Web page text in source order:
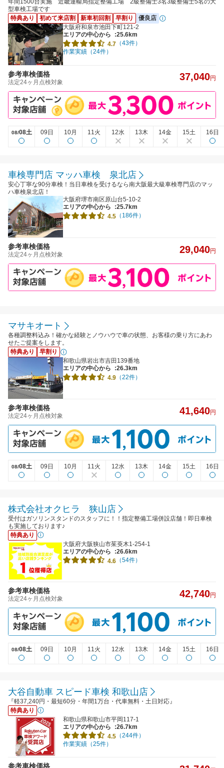
年間1500台実施 近畿運輸局指定整備工場 2級整備士3名3級整備士5名の大
型車検工場です
特典あり
初めて来店割 新車初回割 早割り
優良店
大阪府和泉市池田下町121-2
エリアの中心から
:25.6km
4.7 （43件）
作業実績（24件）
参考車検価格
法定24ヶ月点検対象 37,040円
08/08土 09日 10月 11火 12水 13木 14金 15土 16日
車検専門店 マッハ車検 泉北店
安心丁寧な90分車検！当日車検を受けるなら南大阪最大級車検専門店のマッ
ハ車検泉北店！
大阪府堺市南区原山台5-10-2
エリアの中心から
:25.7km
4.5 （186件）
参考車検価格
法定24ヶ月点検対象 29,040円
マサキオート
各種調整料込み！確かな経験とノウハウで車の状態、お客様の乗り方にあわ
せたご提案をします。
特典あり
早割り
和歌山県岩出市吉田139番地
エリアの中心から
:26.3km
4.9 （22件）
参考車検価格
法定24ヶ月点検対象 41,640円
08/08土 09日 10月 11火 12水 13木 14金 15土 16日
株式会社オクヒラ 狭山店
受付はガソリンスタンドのスタッフに！！指定整備工場併設店舗！即日車検
も実施しております♪
特典あり
大阪府大阪狭山市茱萸木1-254-1
エリアの中心から
:26.6km
4.6 （54件）
参考車検価格
法定24ヶ月点検対象 42,740円
08/08土 09日 10月 11火 12水 13木 14金 15土 16日
大谷自動車 スピード車検 和歌山店
『軽37,240円・最短60分・年間1万台・代車無料・土日対応』
特典あり
和歌山県和歌山市平岡117-1
エリアの中心から
:26.7km
4.5 （244件）
作業実績（25件）
参考車検価格